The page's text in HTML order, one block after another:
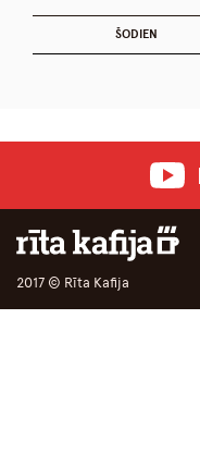
ŠODIEN
2017 © Rīta Kafija